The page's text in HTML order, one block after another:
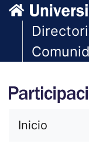
Inicio